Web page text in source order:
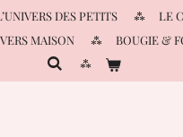
DES PETITS LE
MAISON BOUGIE &